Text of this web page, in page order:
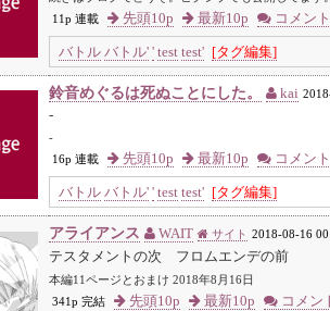
11p 連載
先頭10p 最新10p コメント
バトル バトル' ' test test' [タグ編集]
鈴音めぐるは死ぬことにした。 kai
-
-
16p 連載
先頭10p 最新10p コメント
バトル バトル' ' test test' [タグ編集]
アライアンス WAIT サイト 2018-08-16
テスタメントの次 フロムエンデの前
本編11ページとおまけ 2018年8月16日
341p 完結
先頭10p 最新10p コメン